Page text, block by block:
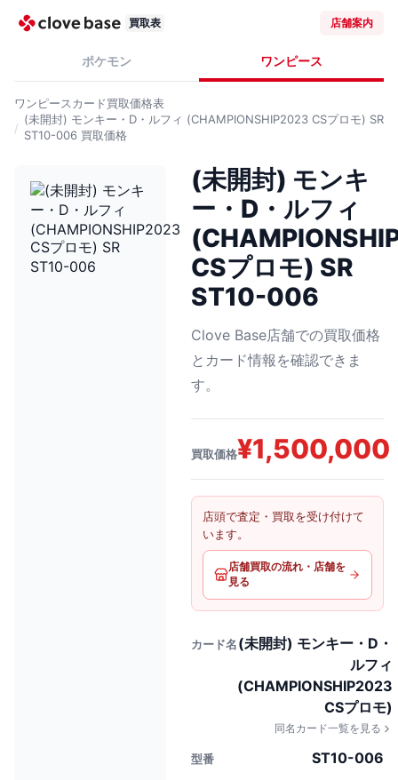
買取表 店舗案内
ポケモン ワンピース
ワンピースカード買取価格表
(未開封) モンキー・D・ルフィ (CHAMPIONSHIP2023 CSプロモ) SR
ST10-006 買取価格
(未開封) モンキ
ー・D・ルフィ
CSプロモ) SR
ST10-006
Clove Base店舗での買取価格
とカード情報を確認できま
す。
買取価格¥1,500,000
店頭で査定・買取を受け付けて
います。
店舗買取の流れ・店舗を
見る
カード名(未開封) モンキー・D・
ルフィ
(CHAMPIONSHIP2023
CSプロモ)
同名カード一覧を見る
型番 ST10-006